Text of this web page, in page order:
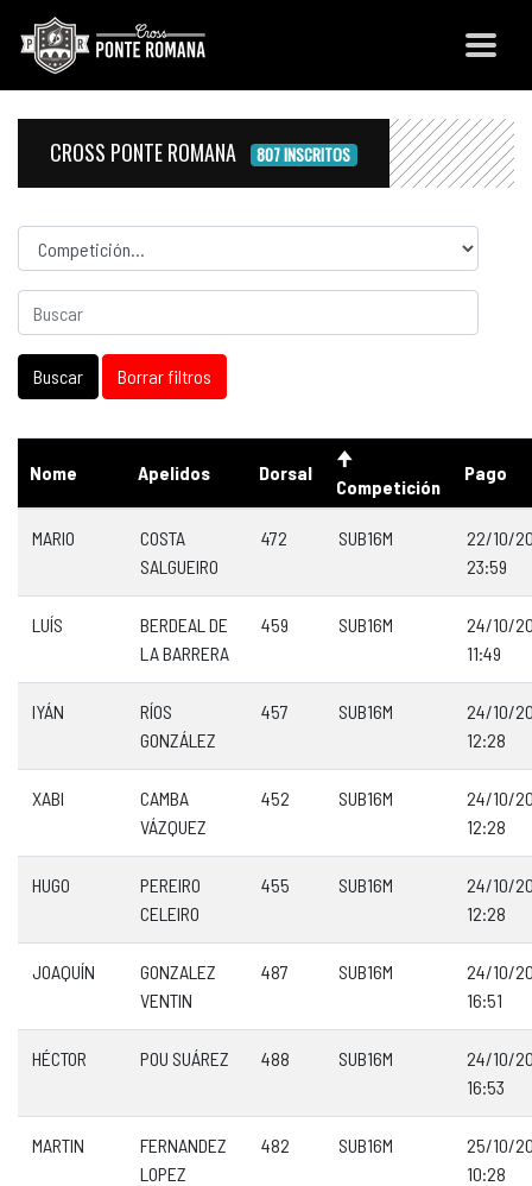
CROSS PONTE ROMANA 807 INSCRITOS
Competicion
Nome Apelidos Dorsal
Competición
Pago
MARIO
COSTA
SALGUEIRO
472 SUB16M
22/10/
23:59
LUÍS
BERDEAL DE
LA BARRERA
459 SUB16M
24/10/
11:49
IYÁN
RÍOS
GONZÁLEZ
457 SUB16M
24/10/
12:28
XABI
CAMBA
VÁZQUEZ
452 SUB16M
24/10/
12:28
HUGO
PEREIRO
CELEIRO
455 SUB16M
24/10/
12:28
JOAQUÍN
GONZALEZ
VENTIN
487 SUB16M
24/10/
16:51
HÉCTOR POU SUÁREZ 488 SUB16M
24/10/
16:53
MARTIN
FERNANDEZ
LOPEZ
482 SUB16M
25/10/
10:28